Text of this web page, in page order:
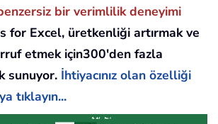
bir verimlilik deneyimi
for Excel, üretkenliği artırmak ve
etmek için300'den fazla
sunuyor. İhtiyacınız olan özelliği
tıklayın...